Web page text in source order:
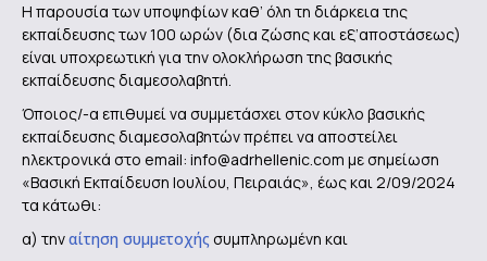
Η παρουσία των υποψηφίων καθ’ όλη τη διάρκεια της
εκπαίδευσης των 100 ωρών (δια ζώσης και εξ’αποστάσεως)
είναι υποχρεωτική για την ολοκλήρωση της βασικής
εκπαίδευσης διαμεσολαβητή.
Όποιος/-α επιθυμεί να συμμετάσχει στον κύκλο βασικής
εκπαίδευσης διαμεσολαβητών πρέπει να αποστείλει
ηλεκτρονικά στο email: info@adrhellenic.com με σημείωση
«Βασική Εκπαίδευση Ιουλίου, Πειραιάς», έως και 2/09/2024
τα κάτωθι:
α) τηναίτηση συμμετοχής συμπληρωμένη και